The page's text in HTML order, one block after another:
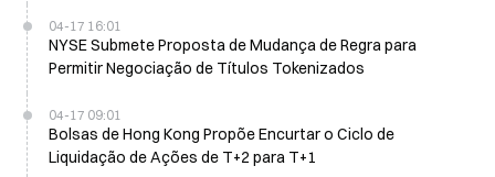
04-17 16:01
NYSE Submete Proposta de Mudança de Regra para
Permitir Negociação de Títulos Tokenizados
04-17 09:01
Bolsas de Hong Kong Propõe Encurtar o Ciclo de
Liquidação de Ações de T+2 para T+1